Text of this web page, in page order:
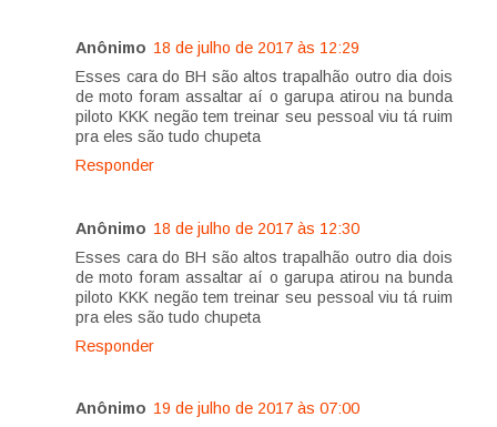
Anônimo 18 de julho de 2017 às 12:29
Esses cara do BH são altos trapalhão outro dia dois
de moto foram assaltar aí o garupa atirou na bunda
piloto KKK negão tem treinar seu pessoal viu tá ruim
pra eles são tudo chupeta
Responder
Anônimo 18 de julho de 2017 às 12:30
Esses cara do BH são altos trapalhão outro dia dois
de moto foram assaltar aí o garupa atirou na bunda
piloto KKK negão tem treinar seu pessoal viu tá ruim
pra eles são tudo chupeta
Responder
Anônimo 19 de julho de 2017 às 07:00